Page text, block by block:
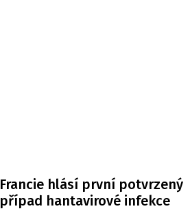
Francie hlásí první potvrzený
případ hantavirové infekce